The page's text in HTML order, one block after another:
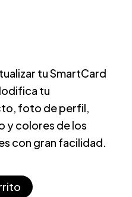
tu SmartCard
tu
foto de perfil,
colores de los
con gran facilidad.